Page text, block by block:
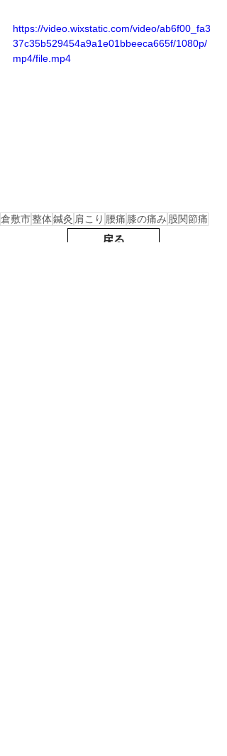
https://video.wixstatic.com/video/ab6f00_fa3
37c35b529454a9a1e01bbeeca665f/1080p/
mp4/file.mp4
倉敷市整体鍼灸 肩こり 腰痛 膝の痛み 股関節痛
戻る